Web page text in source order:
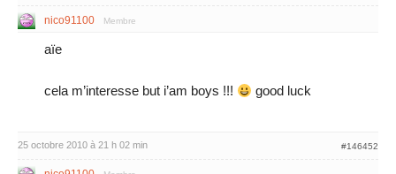
nico91100 Membre
aïe
cela m’interesse but i’am boys !!! good luck
25 octobre 2010 à 21 h 02 min #146452